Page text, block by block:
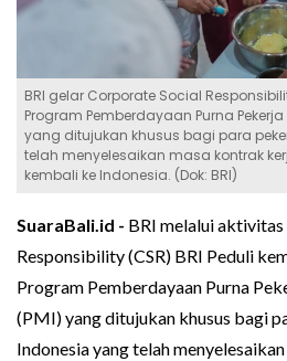
BRI gelar Corporate Social
Program Pemberdayaan Purna
yang ditujukan khusus bagi para
telah menyelesaikan masa kontrak
kembali ke Indonesia. (Dok: BRI)
SuaraBali.id - BRI melalui
Responsibility (CSR) BRI Peduli
Program Pemberdayaan Purna
(PMI) yang ditujukan khusus bagi
Indonesia yang telah